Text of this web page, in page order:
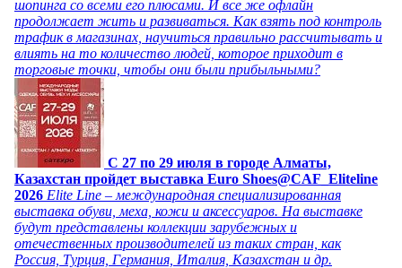
шопинга со всеми его плюсами. И все же офлайн
продолжает жить и развиваться. Как взять под контроль
трафик в магазинах, научиться правильно рассчитывать и
влиять на то количество людей, которое приходит в
торговые точки, чтобы они были прибыльными?
C 27 по 29 июля в городе Алматы,
Казахстан пройдет выставка Euro Shoes@CAF_Eliteline
2026 Elite Line – международная специализированная
выставка обуви, меха, кожи и аксессуаров. На выставке
будут представлены коллекции зарубежных и
отечественных производителей из таких стран, как
Россия, Турция, Германия, Италия, Казахстан и др.